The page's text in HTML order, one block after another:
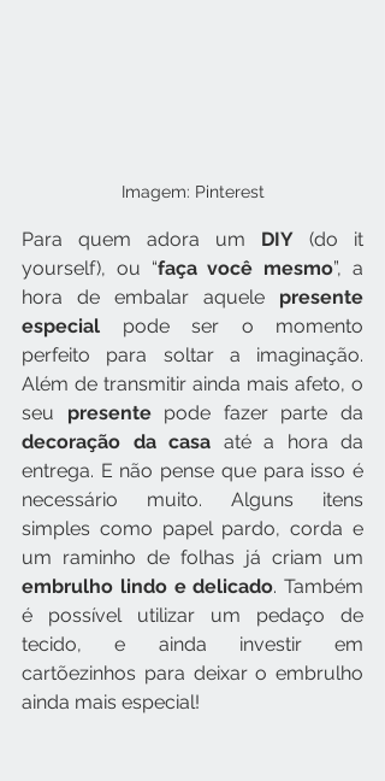
Imagem: Pinterest
Para quem adora um DIY (do it
yourself), ou “faça você mesmo”, a
hora de embalar aquele presente
especial pode ser o momento
perfeito para soltar a imaginação.
Além de transmitir ainda mais afeto, o
seu presente
decoração da casa até a hora da
entrega. E não pense que para isso é
necessário muito. Alguns itens
simples como papel pardo, corda e
embrulho lindo e delicado. Também
é possível utilizar um pedaço de
tecido, e ainda investir em
cartõezinhos para deixar o embrulho
ainda mais especial!